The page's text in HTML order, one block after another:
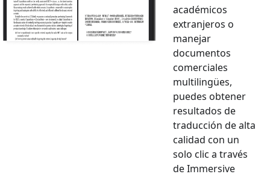
académicos
extranjeros o
manejar
documentos
comerciales
multilingües,
puedes obtener
resultados de
traducción de alta
calidad con un
solo clic a través
de Immersive